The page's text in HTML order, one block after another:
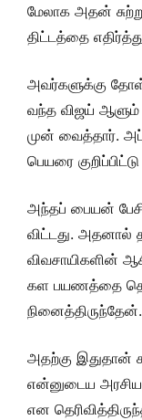
மேலாக அதன்
திட்டத்தை
அவர்களுக்கு
வந்த விஜய் ஆளும்
முன் வைத்தார்.
பெயரை
அந்தப் பையன்
விட்டது. அதனால்
விவசாயிகளின்
கள பயணத்தை
நினைத்திருந்தேன்.
அதற்கு இதுதான்
என்னுடைய
என